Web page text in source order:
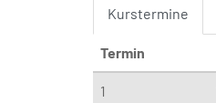
Kurstermine
Termin
1